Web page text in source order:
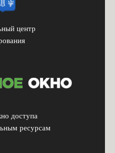
центр
доступа
ресурсам